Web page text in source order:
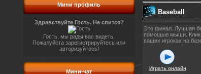
Мини профиль
Здравствуйте Гость. Не спится?
Гость, мы рады вас видеть.
Пожалуйста зарегистрируйтесь или
авторизуйтесь!
Мини-чат
Baseball
Это финал. Лучшая
помощью мыши.
ваших игроках на
Играть онлайн